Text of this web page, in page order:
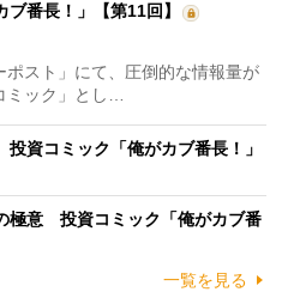
ブ番長！」【第11回】
スト」にて、圧倒的な情報量が
ミック」とし…
資コミック「俺がカブ番長！」
極意 投資コミック「俺がカブ番
一覧を見る